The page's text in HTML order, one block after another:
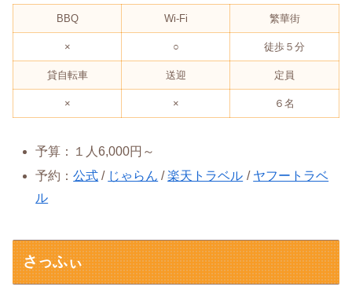
BBQ Wi-Fi 繁華街
× ○ 徒歩５分
貸自転車 送迎 定員
× × ６名
予算：１人6,000円～
予約：公式 / じゃらん /楽天トラベル / ヤフートラベ
ル
さっふぃ